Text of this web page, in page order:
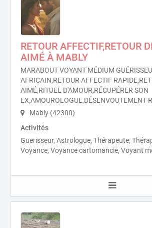
RETOUR AFFECTIF,RETOUR
AIMÉ À MABLY
MARABOUT VOYANT MÉDIUM
AFRICAIN,RETOUR AFFECTIF
AIMÉ,RITUEL D'AMOUR,RÉCUPÉRER SON
EX,AMOUROLOGUE,DÉSENVOUTEMENT
Mably (42300)
Activités
Guerisseur, Astrologue, Thérapeute,
Voyance, Voyance cartomancie, Voyant